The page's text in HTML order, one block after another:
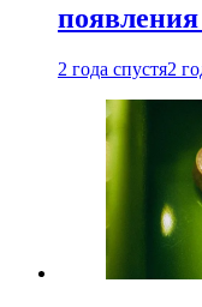
2 года спустя2